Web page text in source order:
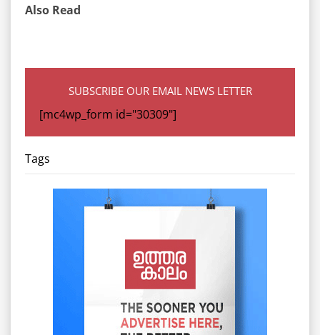
Also Read
SUBSCRIBE OUR EMAIL NEWS LETTER
[mc4wp_form id="30309"]
Tags